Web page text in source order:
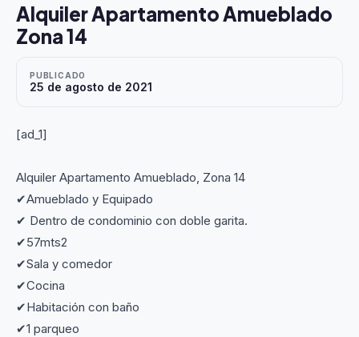
Alquiler Apartamento Amueblado
Zona 14
PUBLICADO
25 de agosto de 2021
[ad_1]
Alquiler Apartamento Amueblado, Zona 14
✔Amueblado y Equipado
✔ Dentro de condominio con doble garita.
✔57mts2
✔Sala y comedor
✔Cocina
✔Habitación con baño
✔1 parqueo